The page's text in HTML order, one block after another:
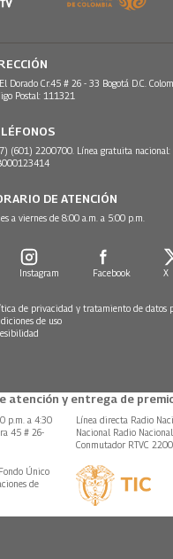
Dorado Cr.45 # 26 - 33 Bogotá D.C.
Postal: 111321
(601) 2200700. Línea gratuita nacional:
DE ATENCIÓN
a viernes de 8:00 a.m. a 5:00 p.m.
Instagram Facebook X
de privacidad y tratamiento de datos
de uso
atención y entrega de
p.m. a 4:30
45 # 26-
Línea directa Radio
Nacional Radio
Conmutador RTVC
Único
de